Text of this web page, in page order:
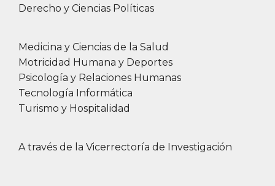
Derecho y Ciencias Políticas
Medicina y Ciencias de la Salud
Motricidad Humana y Deportes
Psicología y Relaciones Humanas
Tecnología Informática
Turismo y Hospitalidad
A través de la Vicerrectoría de Investigación